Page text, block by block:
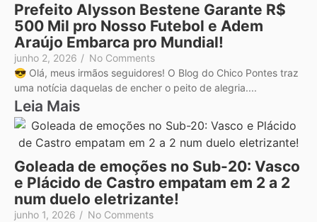
Prefeito Alysson Bestene Garante R$
500 Mil pro Nosso Futebol e Adem
Araújo Embarca pro Mundial!
junho 2, 2026 / No Comments
😎 Olá, meus irmãos seguidores! O Blog do Chico Pontes traz
uma notícia daquelas de encher o peito de alegria....
Leia Mais
Goleada de emoções no Sub-20: Vasco
e Plácido de Castro empatam em 2 a 2
num duelo eletrizante!
junho 1, 2026 / No Comments